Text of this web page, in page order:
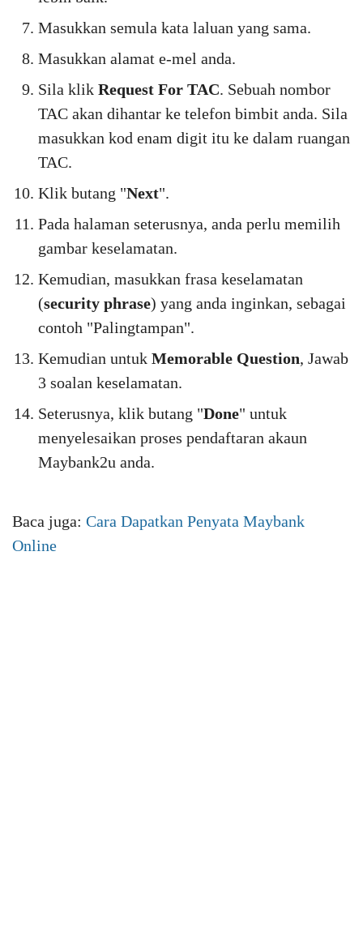
Masukkan semula kata laluan yang sama.
Masukkan alamat e-mel anda.
Sila klik Request For TAC. Sebuah nombor
TAC akan dihantar ke telefon bimbit anda. Sila
masukkan kod enam digit itu ke dalam ruangan
TAC.
Klik butang "Next".
Pada halaman seterusnya, anda perlu memilih
gambar keselamatan.
Kemudian, masukkan frasa keselamatan
(security phrase) yang anda inginkan, sebagai
contoh "Palingtampan".
Kemudian untuk Memorable Question, Jawab
3 soalan keselamatan.
Seterusnya, klik butang "Done" untuk
menyelesaikan proses pendaftaran akaun
Maybank2u anda.
Baca juga: Cara Dapatkan Penyata Maybank
Online